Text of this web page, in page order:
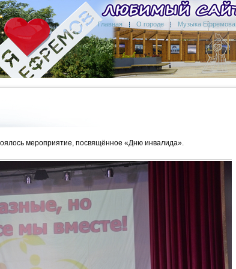
Главная О городе Музыка Ефремова
мероприятие, посвящённое «Дню инвалида».